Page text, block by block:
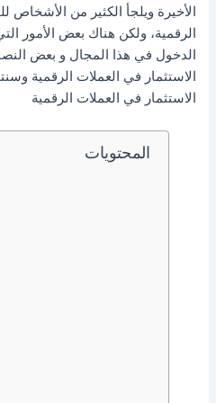
الأخيرة ويلجأ الكثير من الأشخاص
الرقمية، ولكن هناك بعض الأمور
الدخول في هذا المجال و بعض
الاستثمار في العملات الرقمية
الاستثمار في العملات الرقمية
المحتويات